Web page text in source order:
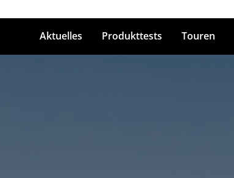
Aktuelles Produkttests Touren